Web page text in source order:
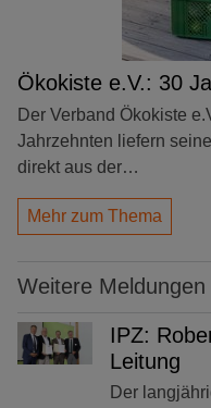
Ökokiste e.V.: 30
Der Verband Ökokiste
Jahrzehnten liefern
direkt aus der…
Mehr zum Thema
Weitere Meldungen
IPZ:
Leitung
Der